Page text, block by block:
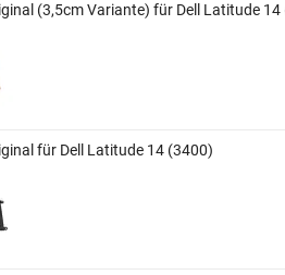
(3,5cm Variante) für Dell Latitude 14
für Dell Latitude 14 (3400)